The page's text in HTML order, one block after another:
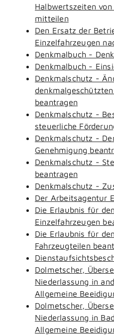
Halbwertszeiten
mitteilen
Den Ersatz der
Einzelfahrzeugen
Denkmalbuch -
Denkmalbuch -
Denkmalschutz -
beantragen
Denkmalschutz -
steuerliche
Denkmalschutz -
Genehmigung
Denkmalschutz -
beantragen
Denkmalschutz -
Der Arbeitsagentur
Die Erlaubnis für
Einzelfahrzeugen
Die Erlaubnis für
Fahrzeugteilen
Dolmetscher,
Niederlassung in
Allgemeine
Dolmetscher,
Niederlassung in
Allgemeine